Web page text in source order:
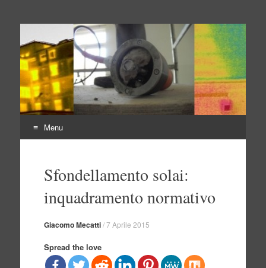
Indagini non distruttive
Indagini Ingegneria e Sicurezza
Menu
contenutoSfondellamento solai:
inquadramento normativo
Giacomo Mecatti/7 Aprile 2015
Spread the love